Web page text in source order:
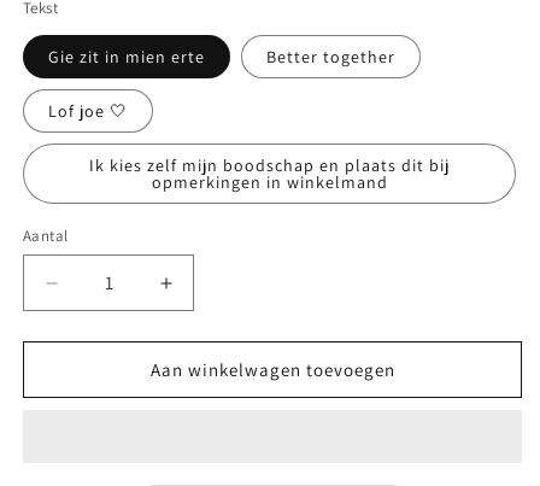
Tekst
Gie zit in mien erte Better together
Lof joe 🤍
Ik kies zelf mijn boodschap en plaats dit bij
opmerkingen in winkelmand
Aantal
Aantal
Aantal
verlagen
voor
(Geur)kaars
in
Aantal
verhogen
voor
(Geur)kaars
in
Aan winkelwagen toevoegen